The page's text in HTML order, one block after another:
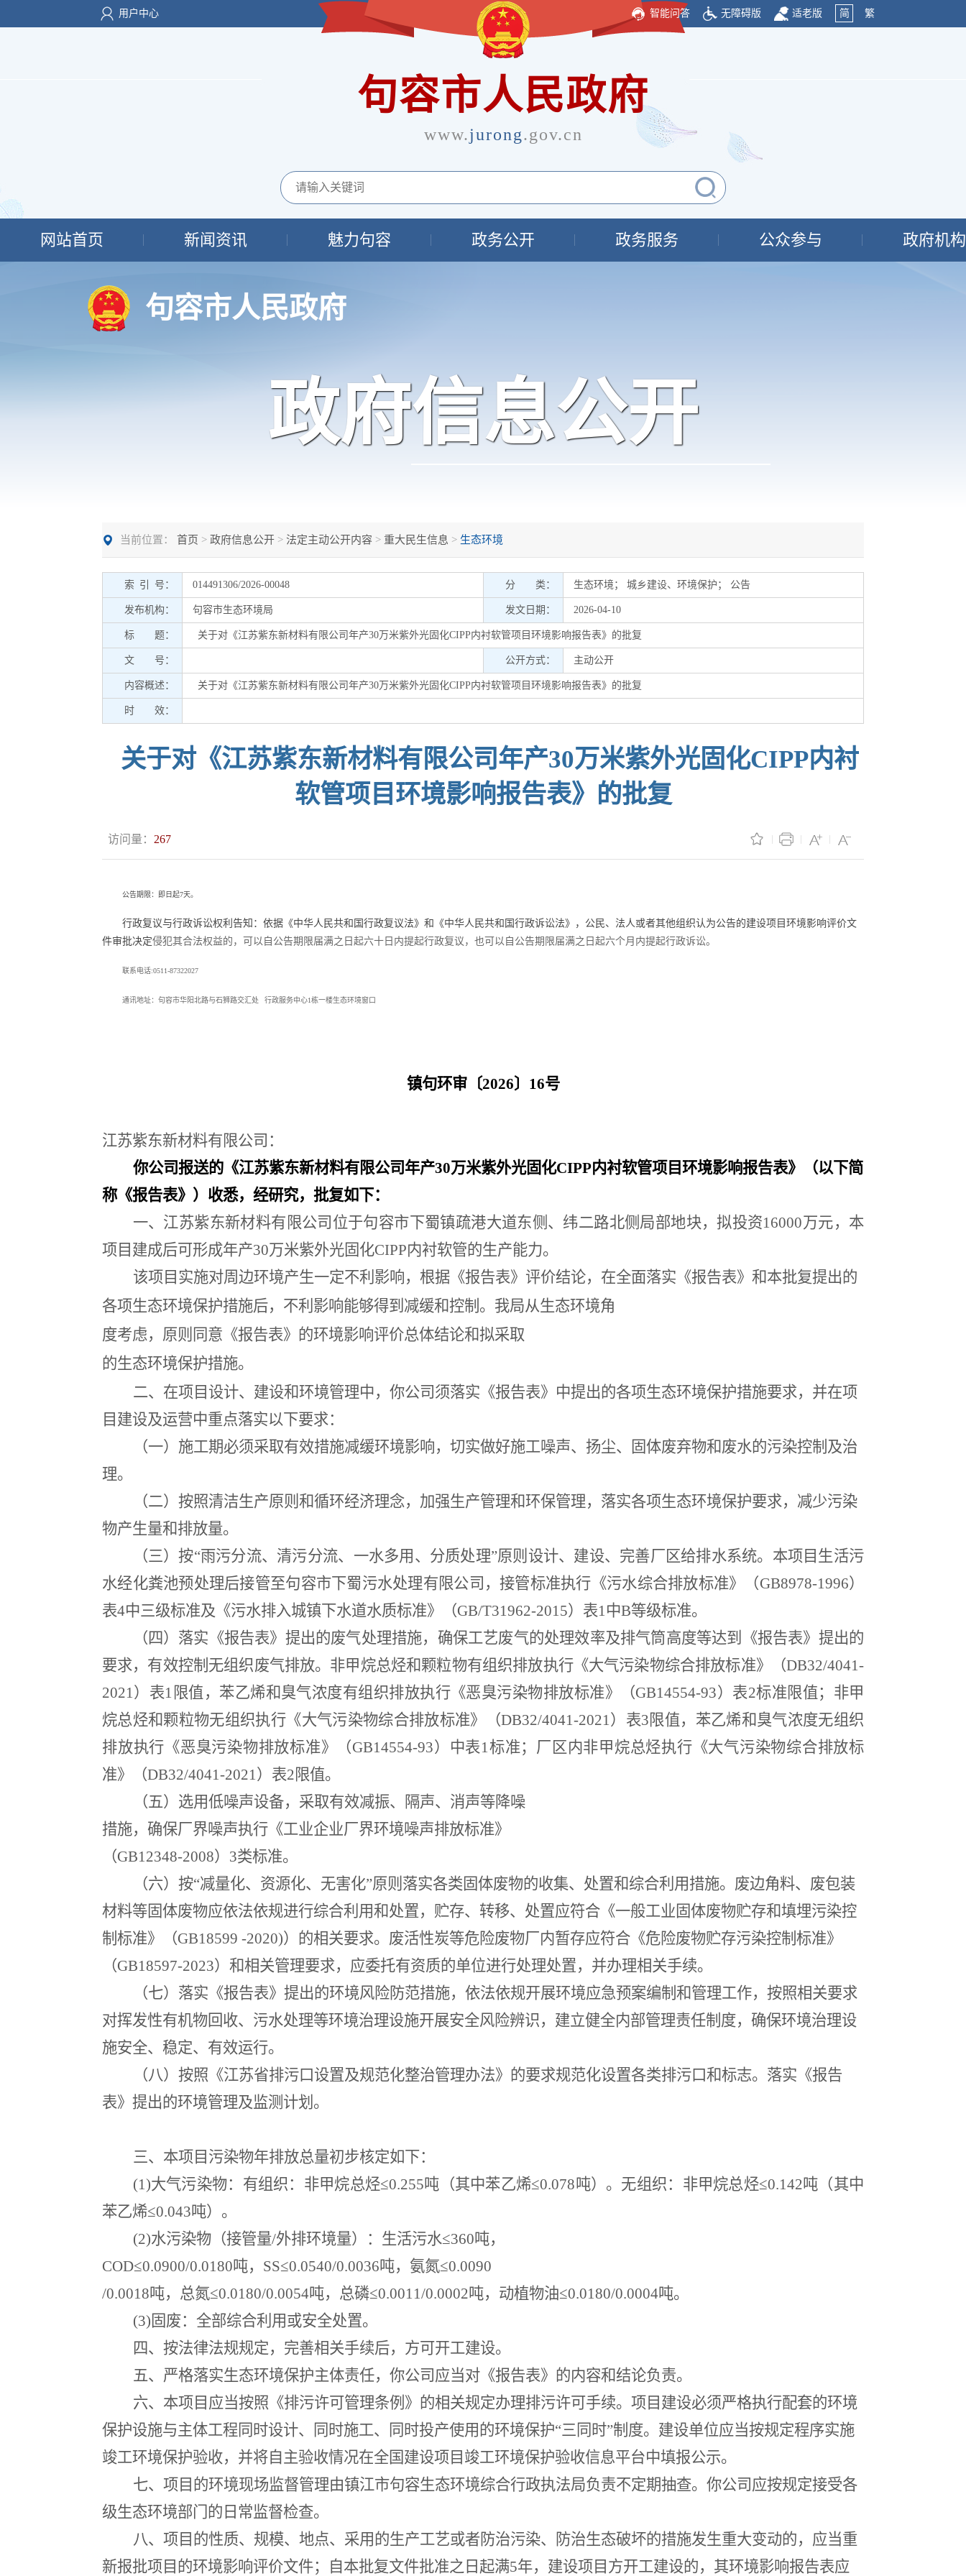
用户中心 智能问答 无障碍版 适老版 简 繁
句容市人民政府
www.jurong.gov.cn
网站首页 新闻资讯 魅力句容 政务公开 政务服务 公众参与 政府机构
句容市人民政府
政府信息公开
当前位置： 首页 > 政府信息公开 > 法定主动公开内容 > 重大民生信息 > 生态环境
索 引 号： 014491306/2026-00048 分 类： 生态环境 ； 城乡建设、环境保护 ； 公告
发布机构： 句容市生态环境局 发文日期： 2026-04-10
标 题： 关于对《江苏紫东新材料有限公司年产30万米紫外光固化CIPP内衬软管项目环境影响报告表》的批复
文 号： 公开方式： 主动公开
内容概述： 关于对《江苏紫东新材料有限公司年产30万米紫外光固化CIPP内衬软管项目环境影响报告表》的批复
时 效：
关于对《江苏紫东新材料有限公司年产30万米紫外光固化CIPP内衬
软管项目环境影响报告表》的批复
访问量： 267
公告期限：即日起7天。
行政复议与行政诉讼权利告知：依据《中华人民共和国行政复议法》和《中华人民共和国行政诉讼法》，公民、法人或者其他组织认为公告的建设项目环境影响评价文
件审批决定侵犯其合法权益的，可以自公告期限届满之日起六十日内提起行政复议，也可以自公告期限届满之日起六个月内提起行政诉讼。
联系电话:0511-87322027
通讯地址：句容市华阳北路与石狮路交汇处 行政服务中心1栋一楼生态环境窗口
镇句环审〔2026〕 16号
江苏紫东新材料有限公司：
你公司报送的《江苏紫东新材料有限公司年产30万米紫外光固化CIPP内衬软管项目环境影响报告表》（以下简
称《报告表》）收悉，经研究，批复如下：
一、江苏紫东新材料有限公司位于句容市下蜀镇疏港大道东侧、纬二路北侧局部地块，拟投资16000万元，本
项目建成后可形成年产30万米紫外光固化CIPP内衬软管的生产能力。
该项目实施对周边环境产生一定不利影响，根据《报告表》评价结论，在全面落实《报告表》和本批复提出的
各项生态环境保护措施后，不利影响能够得到减缓和控制。我局从生态环境角
度考虑，原则同意《报告表》的环境影响评价总体结论和拟采取
的生态环境保护措施。
二、在项目设计、建设和环境管理中，你公司须落实《报告表》中提出的各项生态环境保护措施要求，并在项
目建设及运营中重点落实以下要求：
（一）施工期必须采取有效措施减缓环境影响，切实做好施工噪声、扬尘、固体废弃物和废水的污染控制及治
理。
（二）按照清洁生产原则和循环经济理念，加强生产管理和环保管理，落实各项生态环境保护要求，减少污染
物产生量和排放量。
（三）按“雨污分流、清污分流、一水多用、分质处理”原则设计、建设、完善厂区给排水系统。本项目生活污
水经化粪池预处理后接管至句容市下蜀污水处理有限公司，接管标准执行《污水综合排放标准》（GB8978-1996）
表4中三级标准及《污水排入城镇下水道水质标准》（GB/T31962-2015）表1中B等级标准。
（四）落实《报告表》提出的废气处理措施，确保工艺废气的处理效率及排气筒高度等达到《报告表》提出的
要求，有效控制无组织废气排放。非甲烷总烃和颗粒物有组织排放执行《大气污染物综合排放标准》（DB32/4041-
2021）表1 限值，苯乙烯和臭气浓度有组织排放执行《恶臭污染物排放标准》（GB14554-93）表2标准限值；非甲
烷总烃和颗粒物无组织执行《大气污染物综合排放标准》（DB32/4041-2021）表3 限值，苯乙烯和臭气浓度无组织
排放执行《恶臭污染物排放标准》（GB14554-93）中表1标准；厂区内非甲烷总烃执行《大气污染物综合排放标
准》（DB32/4041-2021）表2 限值。
（五）选用低噪声设备，采取有效减振、隔声、消声等降噪
措施，确保厂界噪声执行《工业企业厂界环境噪声排放标准》
（GB12348-2008） 3类标准。
（六）按“减量化、资源化、无害化”原则落实各类固体废物的收集、处置和综合利用措施。废边角料、废包装
材料等固体废物应依法依规进行综合利用和处置，贮存、转移、处置应符合《一般工业固体废物贮存和填埋污染控
制标准》（GB18599 -2020)）的相关要求。废活性炭等危险废物厂内暂存应符合《危险废物贮存污染控制标准》
（GB18597-2023）和相关管理要求，应委托有资质的单位进行处理处置，并办理相关手续。
（七）落实《报告表》提出的环境风险防范措施，依法依规开展环境应急预案编制和管理工作，按照相关要求
对挥发性有机物回收、污水处理等环境治理设施开展安全风险辨识，建立健全内部管理责任制度，确保环境治理设
施安全、稳定、有效运行。
（八）按照《江苏省排污口设置及规范化整治管理办法》的要求规范化设置各类排污口和标志。落实《报告
表》提出的环境管理及监测计划。
三、本项目污染物年排放总量初步核定如下：
(1)大气污染物：有组织：非甲烷总烃≤0.255吨（其中苯乙烯≤0.078吨） 。无组织：非甲烷总烃≤0.142吨（其中
苯乙烯≤0.043吨）。
(2)水污染物（接管量/外排环境量）：生活污水≤360吨，
COD≤0.0900/0.0180吨， SS≤0.0540/0.0036吨，氨氮≤0.0090
/0.0018吨，总氮≤0.0180/0.0054吨，总磷≤0.0011/0.0002吨，动植物油≤0.0180/0.0004吨。
(3) 固废：全部综合利用或安全处置。
四、按法律法规规定，完善相关手续后，方可开工建设。
五、严格落实生态环境保护主体责任，你公司应当对《报告表》的内容和结论负责。
六、本项目应当按照《排污许可管理条例》的相关规定办理排污许可手续。项目建设必须严格执行配套的环境
保护设施与主体工程同时设计、同时施工、同时投产使用的环境保护“三同时”制度。建设单位应当按规定程序实施
竣工环境保护验收，并将自主验收情况在全国建设项目竣工环境保护验收信息平台中填报公示。
七、项目的环境现场监督管理由镇江市句容生态环境综合行政执法局负责不定期抽查。你公司应按规定接受各
级生态环境部门的日常监督检查。
八、项目的性质、规模、地点、采用的生产工艺或者防治污染、防治生态破坏的措施发生重大变动的，应当重
新报批项目的环境影响评价文件；自本批复文件批准之日起满5年，建设项目方开工建设的，其环境影响报告表应